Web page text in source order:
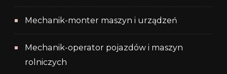
Mechanik-monter maszyn i urządzeń
Mechanik-operator pojazdów i maszyn
rolniczych